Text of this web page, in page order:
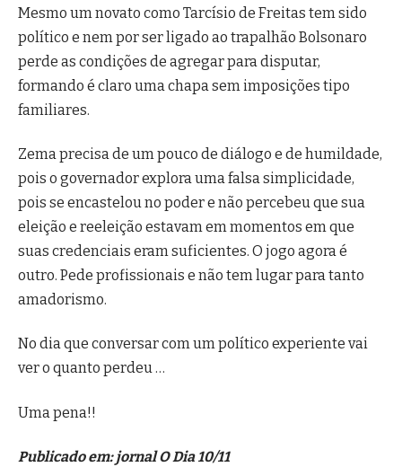
Mesmo um novato como Tarcísio de Freitas tem sido
político e nem por ser ligado ao trapalhão Bolsonaro
perde as condições de agregar para disputar,
formando é claro uma chapa sem imposições tipo
familiares.
Zema precisa de um pouco de diálogo e de humildade,
pois o governador explora uma falsa simplicidade,
pois se encastelou no poder e não percebeu que sua
eleição e reeleição estavam em momentos em que
suas credenciais eram suficientes. O jogo agora é
outro. Pede profissionais e não tem lugar para tanto
amadorismo.
No dia que conversar com um político experiente vai
ver o quanto perdeu …
Uma pena!!
Publicado em:jornal O Dia 10/11